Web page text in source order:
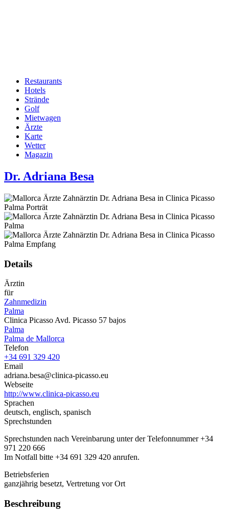
Hauptnavigation
Restaurants
Hotels
Strände
Golf
Mietwagen
Ärzte
Karte
Wetter
Magazin
Dr. Adriana Besa
Details
Ärztin
für
Zahnmedizin
Palma
Clinica Picasso Avd. Picasso 57 bajos
Palma
Palma de Mallorca
Telefon
+34 691 329 420
Email
adriana.besa@clinica-picasso.eu
Webseite
http://www.clinica-picasso.eu
Sprachen
deutsch, englisch, spanisch
Sprechstunden
Sprechstunden nach Vereinbarung unter der Telefonnummer +34
971 220 666
Im Notfall bitte +34 691 329 420 anrufen.
Betriebsferien
ganzjährig besetzt, Vertretung vor Ort
Beschreibung